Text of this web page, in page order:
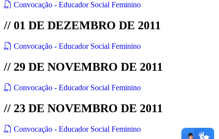
Convocação - Educador Social Feminino
// 01 DE DEZEMBRO DE 2011
Convocação - Educador Social Feminino
// 29 DE NOVEMBRO DE 2011
Convocação - Educador Social Feminino
// 23 DE NOVEMBRO DE 2011
Convocação - Educador Social Feminino